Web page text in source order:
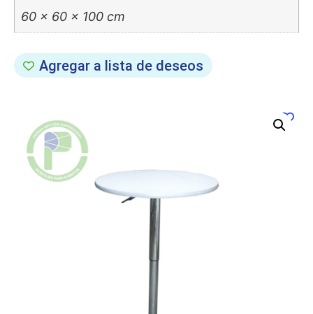
60 × 60 × 100 cm
Agregar a lista de deseos